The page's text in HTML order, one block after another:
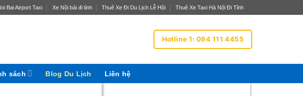
Bai Airport Taxi Xe Nội bài đi tỉnh Thuê Xe Đi Du Lịch Lễ Hội Thuê Xe Taxi Hà Nội Đi Tỉnh
Hotline 1: 094 111 4455
sách Blog Du Lịch Liên hệ